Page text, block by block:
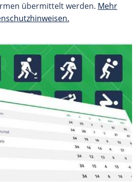
übermittelt werden. Mehr